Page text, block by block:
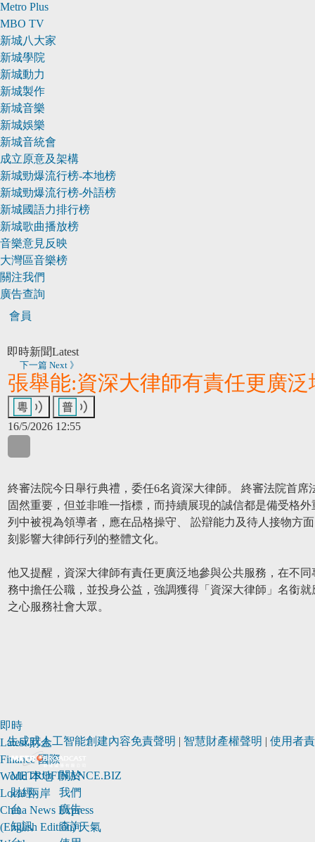
Metro Plus
MBO TV
新城八大家
新城學院
新城動力
新城製作
新城音樂
新城娛樂
新城音統會
成立原意及架構
新城勁爆流行榜-本地榜
新城勁爆流行榜-外語榜
新城國語力排行榜
新城歌曲播放榜
音樂意見反映
大灣區音樂榜
關注我們
廣告查詢
會員
即時
Latest 財金
Finance 國際
World 本地
Local 兩岸
China News Express
(English Edition) 天氣
即時新聞Latest
下一篇 Next 》
張舉能:資深大律師有責任更廣
16/5/2026 12:55
終審法院今日舉行典禮，委任6名資深大律師。 終審法院首
固然重要，但並非唯一指標，而持續展現的誠信都是備受格
列中被視為領導者，應在品格操守、 訟辯能力及待人接物方
刻影響大律師行列的整體文化。
他又提醒，資深大律師有責任更廣泛地參與公共服務，在不
務中擔任公職，並投身公益，強調獲得「資深大律師」名銜
之心服務社會大眾。
生成式人工智能創建內容免責聲明 | 智慧財產權聲明 | 使用者
METROFINANCE.BIZ
財經
台
知訊
關於
我們
廣告
查詢